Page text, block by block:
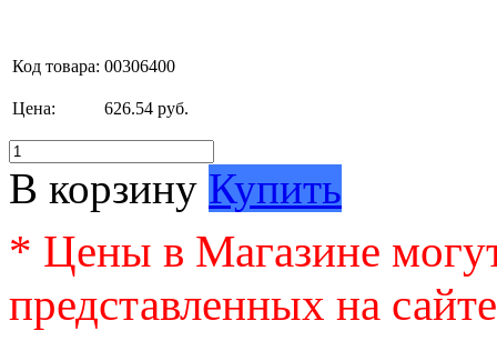
Код товара: 00306400
Цена: 626.54 руб.
В корзину Купить
* Цены в Магазине
представленных на сайте